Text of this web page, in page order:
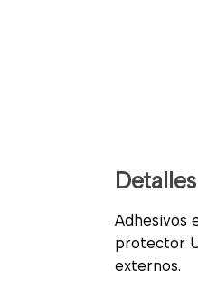
Detalles
Adhesivos
protector
externos.